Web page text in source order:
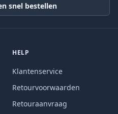
snel bestellen
HELP
Klantenservice
Retourvoorwaarden
Retouraanvraag